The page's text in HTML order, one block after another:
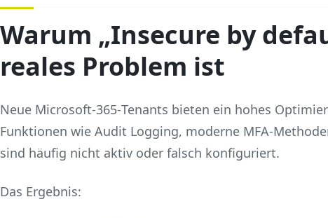
Warum „Insecure by
reales Problem ist
Neue Microsoft‑365‑Tenants bieten ein hohes
Funktionen wie Audit Logging, moderne
sind häufig nicht aktiv oder falsch konfiguriert.
Das Ergebnis: